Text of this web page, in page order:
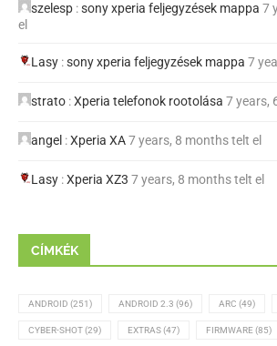
szelesp :sony xperia feljegyzések mappa 7
el
Lasy :sony xperia feljegyzések mappa 7
strato :Xperia telefonok rootolása 7 years,
angel :Xperia XA7 years, 8 months telt el
Lasy :Xperia XZ3 7 years, 8 months telt el
CÍMKÉK
ANDROID (251) ANDROID 2.3 (96) ARC (49)
CYBER-SHOT(29) EXTRAS(47) FIRMWARE(85)